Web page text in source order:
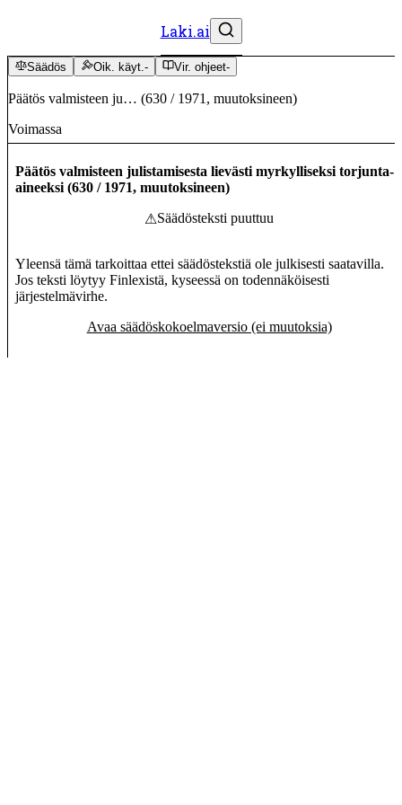
Laki.ai
Säädös Oik. käyt.- Vir. ohjeet-
Päätös valmisteen ju… (630 / 1971 , muutoksineen)
Voimassa
Päätös valmisteen julistamisesta lievästi myrkylliseksi torjunta-
aineeksi (630 / 1971, muutoksineen)
⚠Säädösteksti puuttuu
Yleensä tämä tarkoittaa ettei säädöstekstiä ole julkisesti saatavilla.
Jos teksti löytyy Finlexistä, kyseessä on todennäköisesti
järjestelmävirhe.
Avaa säädöskokoelmaversio (ei muutoksia)